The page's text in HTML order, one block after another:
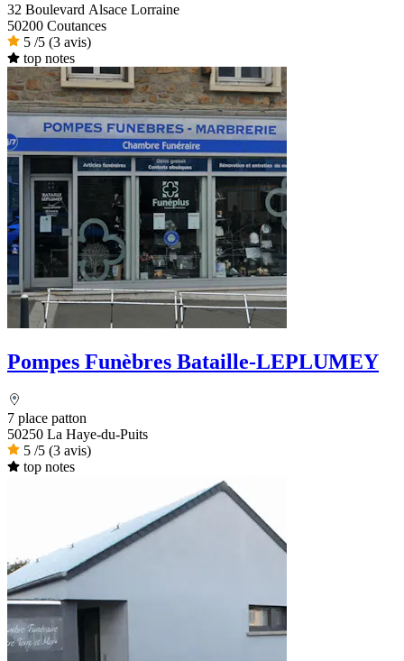
32 Boulevard Alsace Lorraine
50200 Coutances
5 /5 (3 avis)
top notes
Pompes Funèbres Bataille-LEPLUMEY
7 place patton
50250 La Haye-du-Puits
5 /5 (3 avis)
top notes